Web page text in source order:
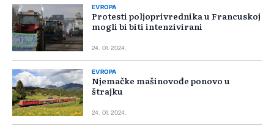
EVROPA
Protesti poljoprivrednika u Francuskoj
mogli bi biti intenzivirani
24. 01. 2024.
EVROPA
Njemačke mašinovođe ponovo u
štrajku
24. 01. 2024.